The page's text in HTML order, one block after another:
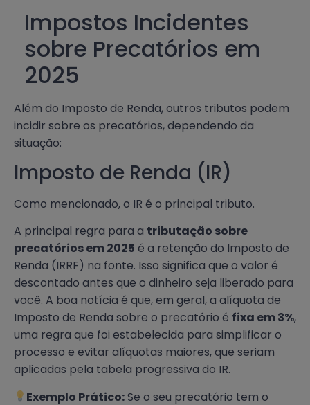
Impostos Incidentes
sobre Precatórios em
2025
Além do Imposto de Renda, outros tributos podem
incidir sobre os precatórios, dependendo da
situação:
Imposto de Renda (IR)
Como mencionado, o IR é o principal tributo.
A principal regra para a tributação sobre
precatórios em 2025 é a retenção do Imposto de
Renda (IRRF) na fonte. Isso significa que o valor é
descontado antes que o dinheiro seja liberado para
você. A boa notícia é que, em geral, a alíquota de
Imposto de Renda sobre o precatório é fixa em 3%,
uma regra que foi estabelecida para simplificar o
processo e evitar alíquotas maiores, que seriam
aplicadas pela tabela progressiva do IR.
Exemplo Prático:Se o seu precatório tem o